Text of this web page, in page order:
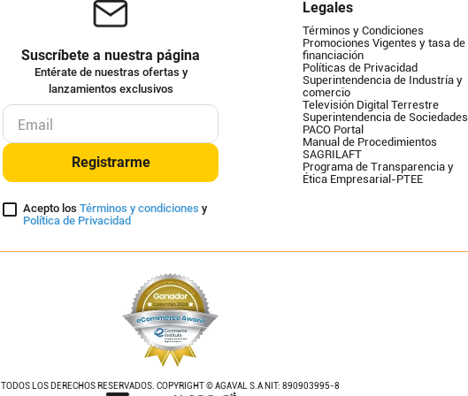
Suscríbete a nuestra página
Entérate de nuestras ofertas y
lanzamientos exclusivos
Registrarme
Acepto los Términos y condiciones y
Política de Privacidad
Legales
Términos y Condiciones
Promociones Vigentes y tasa de
financiación
Políticas de Privacidad
Superintendencia de Industría y
comercio
Televisión Digital Terrestre
Superintendencia de Sociedades
PACO Portal
Manual de Procedimientos
SAGRILAFT
Programa de Transparencia y
Ética Empresarial-PTEE
TODOS LOS DERECHOS RESERVADOS. COPYRIGHT © AGAVAL S.A NIT: 890903995-8